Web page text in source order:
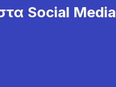
Social Media